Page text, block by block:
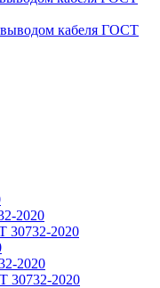
кабеля ГОСТ
2020
2020
2020
2020